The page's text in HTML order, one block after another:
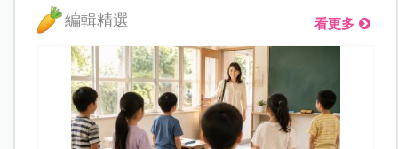
編輯精選 看更多